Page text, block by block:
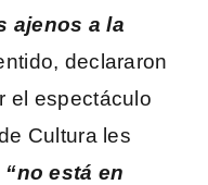
ajenos a la
declararon
el espectáculo
Cultura les
“no está en